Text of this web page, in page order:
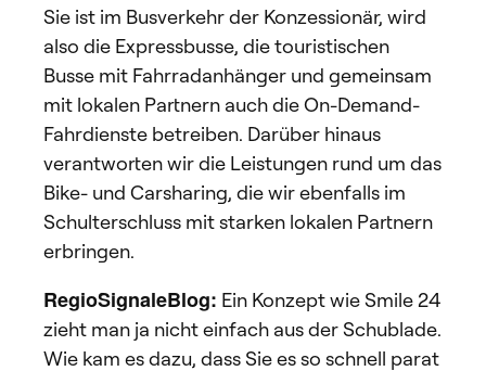
Sie ist im Busverkehr der Konzessionär, wird
also die Expressbusse, die touristischen
Busse mit Fahrradanhänger und gemeinsam
mit lokalen Partnern auch die On-Demand-
Fahrdienste betreiben. Darüber hinaus
verantworten wir die Leistungen rund um das
Bike- und Carsharing, die wir ebenfalls im
Schulterschluss mit starken lokalen Partnern
erbringen.
RegioSignaleBlog: Ein Konzept wie Smile 24
zieht man ja nicht einfach aus der Schublade.
Wie kam es dazu, dass Sie es so schnell parat